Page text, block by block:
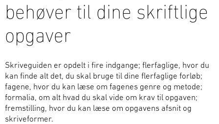
behøver til dine skriftlige
opgaver
Skriveguiden er opdelt i fire indgange; flerfaglige, hvor du
kan finde alt det, du skal bruge til dine flerfaglige forløb;
fagene, hvor du kan læse om fagenes genre og metode;
formalia, om alt hvad du skal vide om krav til opgaven;
fremstilling, hvor du kan læse om opgavens afsnit og
skriveformer.